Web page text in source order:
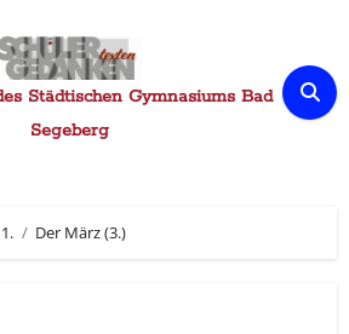
Städtischen Gymnasiums Bad
Segeberg
1. Der März (3.)